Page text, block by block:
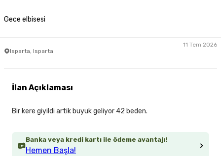
Gece elbisesi
Isparta, Isparta
11 Tem 2026
Banka veya kredi kartı ile ödeme avantajı!
Hemen Başla!
İlan Açıklaması
Bir kere giyildi artik buyuk geliyor 42 beden.